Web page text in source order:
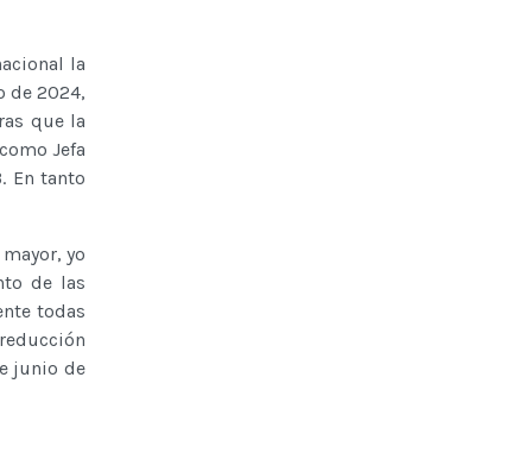
la
de 2024,
que la
Jefa
En tanto
yo
de las
todas
junio de